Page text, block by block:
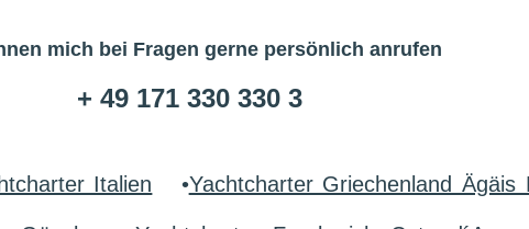
mich bei Fragen gerne persönlich anrufen
+ 49 171 330 330 3
Italien •Yachtcharter Griechenland Ägäis